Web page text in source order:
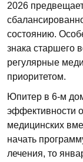
2026
состоянию.
знака старшего
регулярные
приоритетом.
Юпитер в 6-м
эффективности
медицинских
начать
лечения, то